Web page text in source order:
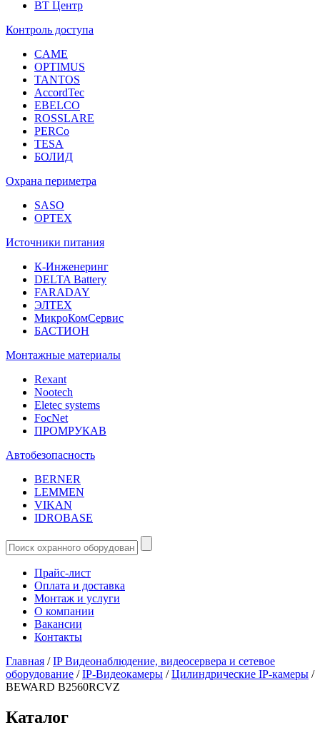
ВТ Центр
Контроль доступа
CAME
OPTIMUS
TANTOS
AccordTec
EBELCO
ROSSLARE
PERCo
TESA
БОЛИД
Охрана периметра
SASO
OPTEX
Источники питания
К-Инженеринг
DELTA Battery
FARADAY
ЭЛТЕХ
МикроКомСервис
БАСТИОН
Монтажные материалы
Rexant
Nootech
Eletec systems
FocNet
ПРОМРУКАВ
Автобезопасность
BERNER
LEMMEN
VIKAN
IDROBASE
Прайс-лист
Оплата и доставка
Монтаж и услуги
О компании
Вакансии
Контакты
Главная /IP Видеонаблюдение, видеосервера и сетевое
оборудование /IP-Видеокамеры /Цилиндрические IP-камеры /
BEWARD B2560RCVZ
Каталог